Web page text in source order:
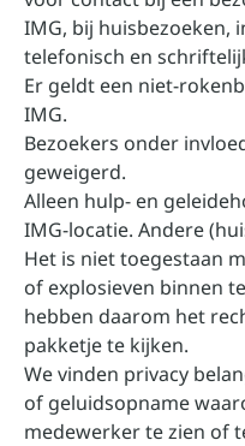
IMG, bij huisbezoeken,
telefonisch en
Er geldt een niet-
IMG.
Bezoekers onder
geweigerd.
Alleen hulp- en
IMG-locatie. Andere
Het is niet toegestaan
of explosieven binnen
hebben daarom het
pakketje te kijken.
We vinden privacy
of geluidsopname
medewerker te zien of